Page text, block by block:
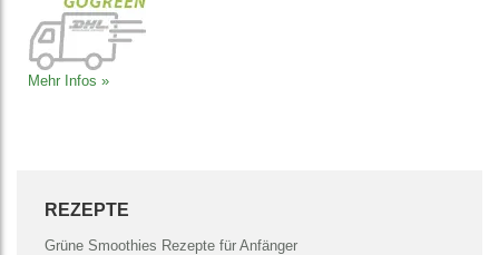
Mehr Infos »
REZEPTE
Grüne Smoothies Rezepte für Anfänger